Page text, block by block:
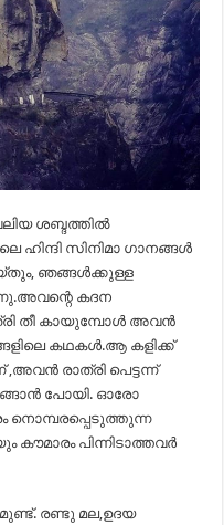
ശബ്ദത്തിൽ
സിനിമാ ഗാനങ്ങൾ
ഞങ്ങൾക്കുള്ള
കദന
തീ കായുമ്പോൾ അവൻ
കഥകൾ.ആ കളിക്ക്
,അവൻ രാത്രി പെട്ടന്ന്
പോയി. ഓരോ
നൊമ്പരപ്പെടുത്തുന്ന
പിന്നിടാത്തവർ
രണ്ടു മല,ഉദയ